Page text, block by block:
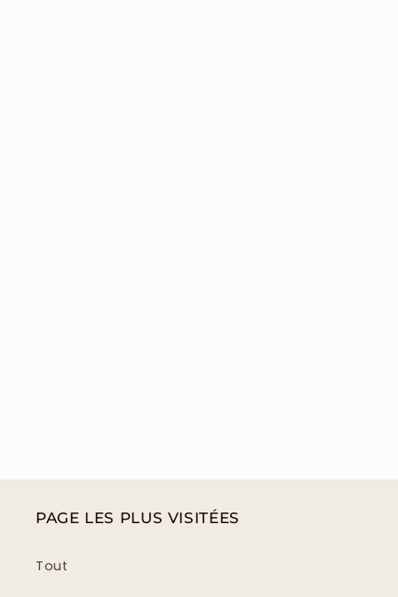
PAGE LES PLUS VISITÉES
Tout